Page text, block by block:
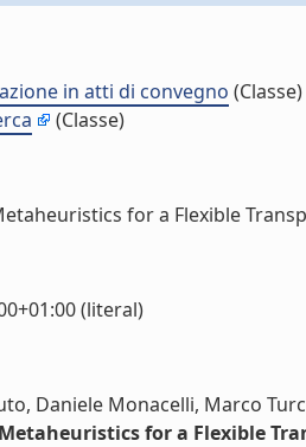
in atti di convegno (Classe)
(Classe)
for a Flexible
(literal)
Daniele Monacelli, Marco
for a Flexible